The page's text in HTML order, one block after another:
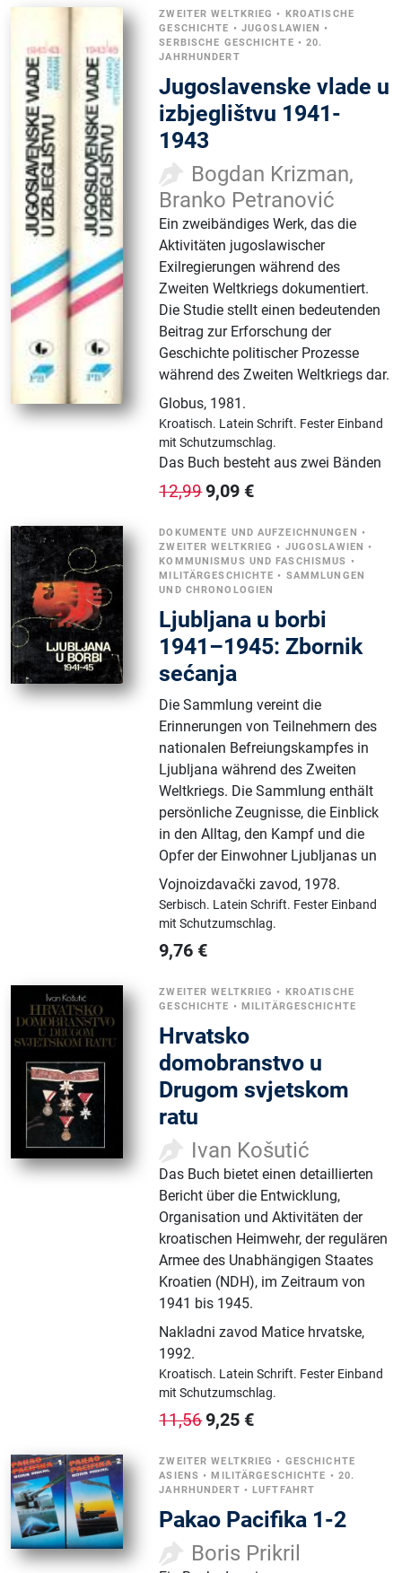
ZWEITER WELTKRIEG • KROATISCHE
GESCHICHTE • JUGOSLAWIEN •
SERBISCHE GESCHICHTE •20.
JAHRHUNDERT
Jugoslavenske vlade u
izbjeglištvu 1941-
1943
Bogdan Krizman,
Branko Petranović
Ein zweibändiges Werk, das die
Aktivitäten jugoslawischer
Exilregierungen während des
Zweiten Weltkriegs dokumentiert.
Die Studie stellt einen bedeutenden
Beitrag zur Erforschung der
Geschichte politischer Prozesse
während des Zweiten Weltkriegs dar.
Globus, 1981.
Kroatisch. Latein Schrift. Fester Einband
mit Schutzumschlag.
Das Buch besteht aus zwei Bänden
12,999,09 €
DOKUMENTE UND AUFZEICHNUNGEN •
ZWEITER WELTKRIEG • JUGOSLAWIEN •
KOMMUNISMUS UND FASCHISMUS •
MILITÄRGESCHICHTE • SAMMLUNGEN
UND CHRONOLOGIEN
Ljubljana u borbi
1941–1945: Zbornik
sećanja
Die Sammlung vereint die
Erinnerungen von Teilnehmern des
nationalen Befreiungskampfes in
Ljubljana während des Zweiten
Weltkriegs. Die Sammlung enthält
persönliche Zeugnisse, die Einblick
in den Alltag, den Kampf und die
Opfer der Einwohner Ljubljanas un
Vojnoizdavački zavod, 1978.
Serbisch. Latein Schrift. Fester Einband
mit Schutzumschlag.
9,76 €
ZWEITER WELTKRIEG • KROATISCHE
GESCHICHTE • MILITÄRGESCHICHTE
Hrvatsko
domobranstvo u
Drugom svjetskom
ratu
Ivan Košutić
Das Buch bietet einen detaillierten
Bericht über die Entwicklung,
Organisation und Aktivitäten der
kroatischen Heimwehr, der regulären
Armee des Unabhängigen Staates
Kroatien (NDH), im Zeitraum von
1941 bis 1945.
Nakladni zavod Matice hrvatske,
1992.
Kroatisch. Latein Schrift. Fester Einband
mit Schutzumschlag.
11,569,25 €
ZWEITER WELTKRIEG • GESCHICHTE
ASIENS •MILITÄRGESCHICHTE • 20.
JAHRHUNDERT •LUFTFAHRT
Pakao Pacifika 1-2
Boris Prikril